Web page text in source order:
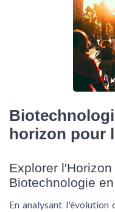
horizon pour
Explorer
Biotechnologie
En analysant l'évolution